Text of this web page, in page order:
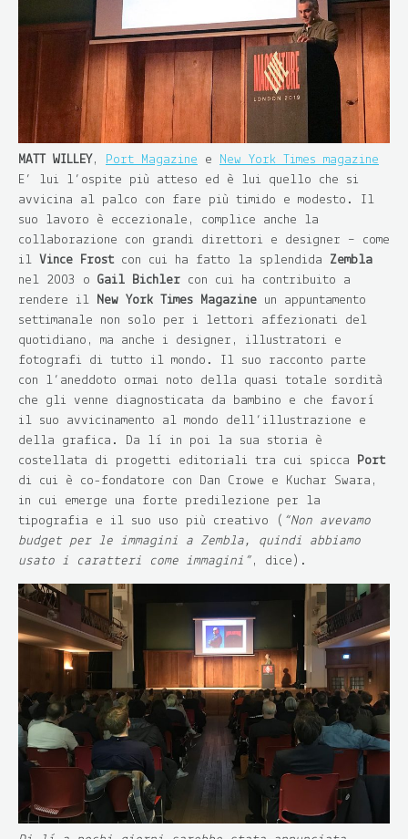
MATT WILLEY , Port Magazine e New York Times magazine
E’ lui l’ospite più atteso ed è lui quello che si
avvicina al palco con fare più timido e modesto. Il
suo lavoro è eccezionale, complice anche la
collaborazione con grandi direttori e designer – come
il Vince Frostcon cui ha fatto la splendida Zembla
nel 2003 o Gail Bichler con cui ha contribuito a
rendere il New York Times Magazine un appuntamento
settimanale non solo per i lettori affezionati del
quotidiano, ma anche i designer, illustratori e
fotografi di tutto il mondo. Il suo racconto parte
con l’aneddoto ormai noto della quasi totale sordità
che gli venne diagnosticata da bambino e che favorì
il suo avvicinamento al mondo dell’illustrazione e
della grafica. Da lì in poi la sua storia è
costellata di progetti editoriali tra cui spicca Port
di cui è co-fondatore con Dan Crowe e Kuchar Swara,
in cui emerge una forte predilezione per la
tipografia e il suo uso più creativo ( “Non avevamo
budget per le immagini a Zembla, quindi abbiamo
usato i caratteri come immagini” , dice).